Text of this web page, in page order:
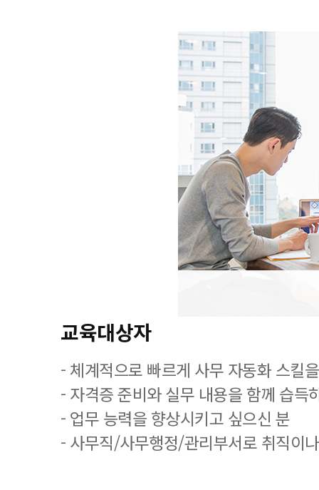
교육대상자
- 체계적으로 빠르게 사무 자동화 스킬
- 자격증 준비와 실무 내용을 함께 습득
- 업무 능력을 향상시키고 싶으신 분
- 사무직/사무행정/관리부서로 취직이